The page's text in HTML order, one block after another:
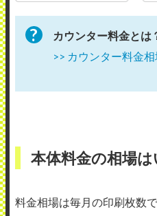
カウンター料金とは
>> カウンター料金
本体料金の相場は
料金相場は毎月の印刷枚数